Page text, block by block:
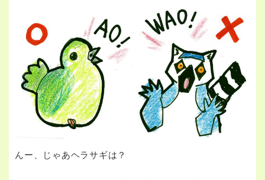
んー、じゃあヘラサギは？